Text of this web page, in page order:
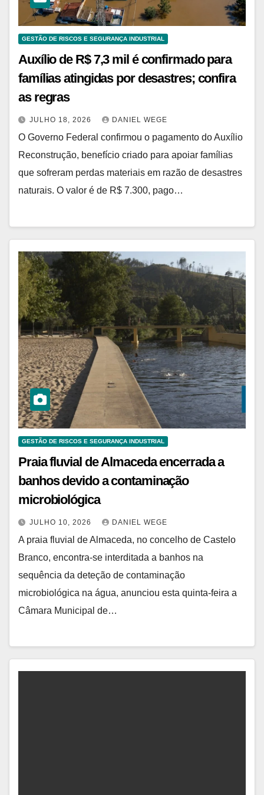
GESTÃO DE RISCOS E SEGURANÇA INDUSTRIAL
Auxílio de R$ 7,3 mil é confirmado para
famílias atingidas por desastres; confira
as regras
JULHO 18, 2026 DANIEL WEGE
O Governo Federal confirmou o pagamento do Auxílio
Reconstrução, benefício criado para apoiar famílias
que sofreram perdas materiais em razão de desastres
naturais. O valor é de R$ 7.300, pago…
GESTÃO DE RISCOS E SEGURANÇA INDUSTRIAL
Praia fluvial de Almaceda encerrada a
banhos devido a contaminação
microbiológica
JULHO 10, 2026 DANIEL WEGE
A praia fluvial de Almaceda, no concelho de Castelo
Branco, encontra-se interditada a banhos na
sequência da deteção de contaminação
microbiológica na água, anunciou esta quinta-feira a
Câmara Municipal de…